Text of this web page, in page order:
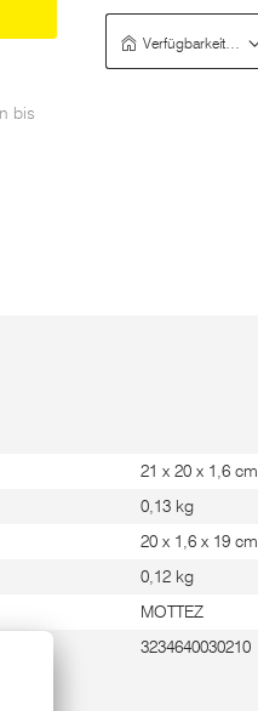
bis
21 x 20 x 1,6 cm
0,13 kg
20 x 1,6 x 19 cm
0,12 kg
MOTTEZ
3234640030210